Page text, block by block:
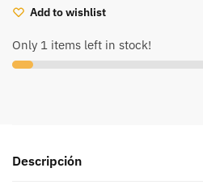
cantidad
Add to wishlist
Only 1 items left in stock!
Descripción